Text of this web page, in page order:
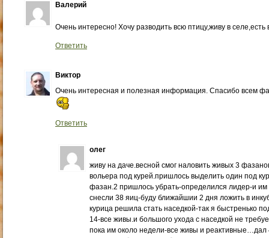
Валерий
Очень интересно! Хочу разводить всю птицу,живу в
Ответить
Виктор
Очень интересная и полезная информация. Спасибо всем
Ответить
олег
живу на даче.весной смог наловить живых 3
вольера под курей.пришлось выделить один под
фазан.2 пришлось убрать-определился лидер-и
снесли 38 яиц-буду ближайшии 2 дня ложить в
курица решила стать наседкой-так я быстренько
14-все живы.и большого ухода с наседкой не
пока им около недели-все живы и